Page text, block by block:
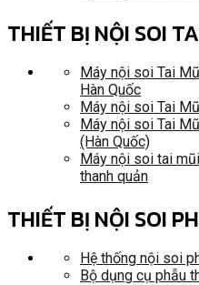
THIẾT BỊ NỘI SOI
Máy nội soi Tai
Hàn Quốc
Máy nội soi Tai
Máy nội soi Tai
(Hàn Quốc)
Máy nội soi tai
thanh quản
THIẾT BỊ NỘI SOI
Hệ thống nội soi
Bộ dụng cụ phẫu